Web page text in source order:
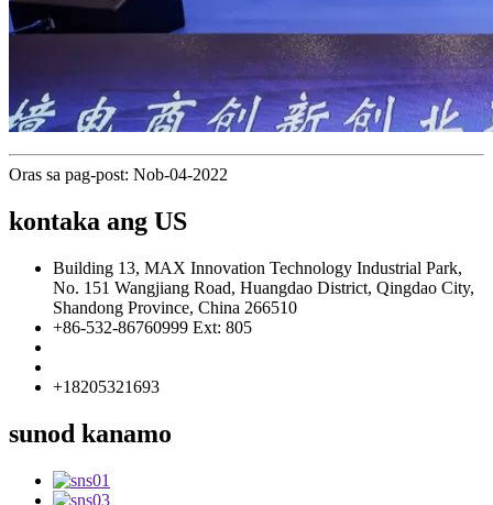
Oras sa pag-post: Nob-04-2022
kontaka ang US
Building 13, MAX Innovation Technology Industrial Park,
No. 151 Wangjiang Road, Huangdao District, Qingdao City,
Shandong Province, China 266510
+86-532-86760999 Ext: 805
+18205321693
sunod kanamo